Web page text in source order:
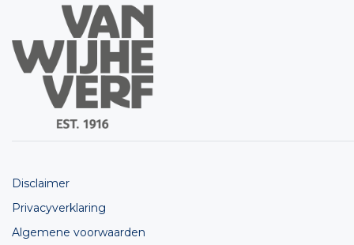
Disclaimer
Privacyverklaring
Algemene voorwaarden